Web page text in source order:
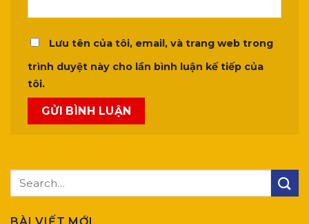
Lưu tên của tôi, email, và trang web trong
trình duyệt này cho lần bình luận kế tiếp của
tôi.